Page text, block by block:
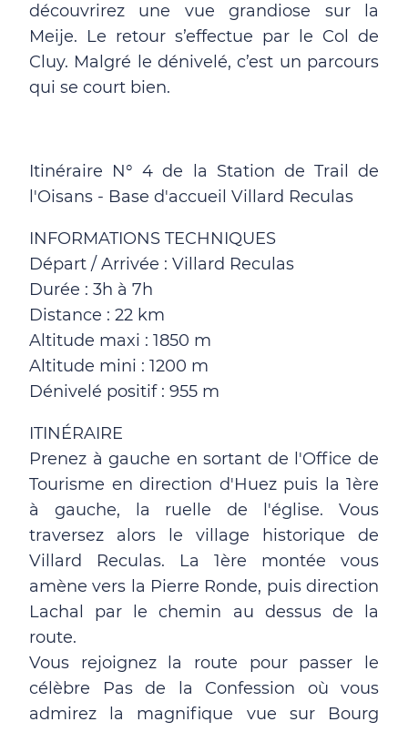
découvrirez une vue grandiose sur la
Meije. Le retour s’effectue par le Col de
Cluy. Malgré le dénivelé, c’est un parcours
qui se court bien.
Itinéraire N° 4 de la Station de Trail de
l'Oisans - Base d'accueil Villard Reculas
INFORMATIONS TECHNIQUES
Départ / Arrivée : Villard Reculas
Durée : 3h à 7h
Distance : 22 km
Altitude maxi : 1850 m
Altitude mini : 1200 m
Dénivelé positif : 955 m
ITINÉRAIRE
Prenez à gauche en sortant de l'Office de
Tourisme en direction d'Huez puis la 1ère
à gauche, la ruelle de l'église. Vous
traversez alors le village historique de
Villard Reculas. La 1ère montée vous
amène vers la Pierre Ronde, puis direction
Lachal par le chemin au dessus de la
route.
Vous rejoignez la route pour passer le
célèbre Pas de la Confession où vous
admirez la magnifique vue sur Bourg